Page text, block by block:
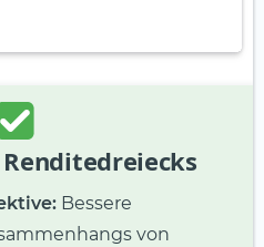
Bessere
von